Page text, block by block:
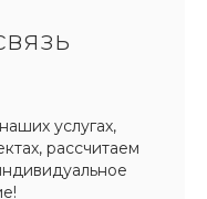
услугах,
рассчитаем